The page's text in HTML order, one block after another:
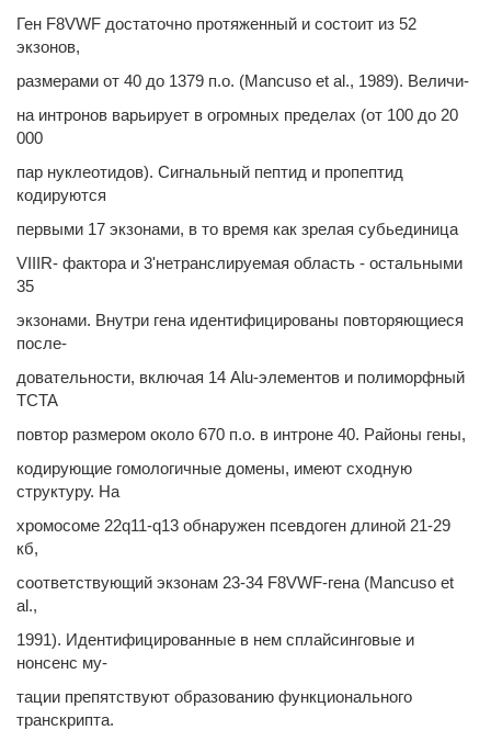
Ген F8VWF достаточно протяженный и состоит из 52
экзонов,
размерами от 40 до 1379 п.о. (Mancuso et al., 1989). Величи-
на интронов варьирует в огромных пределах (от 100 до 20
000
пар нуклеотидов). Сигнальный пептид и пропептид
кодируются
первыми 17 экзонами, в то время как зрелая субьединица
VIIIR- фактора и 3'нетранслируемая область - остальными
35
экзонами. Внутри гена идентифицированы повторяющиеся
после-
довательности, включая 14 Alu-элементов и полиморфный
TCTA
повтор размером около 670 п.о. в интроне 40. Районы гены,
кодирующие гомологичные домены, имеют сходную
структуру. На
хромосоме 22q11-q13 обнаружен псевдоген длиной 21-29
кб,
соответствующий экзонам 23-34 F8VWF-гена (Mancuso et
al.,
1991). Идентифицированные в нем сплайсинговые и
нонсенс му-
тации препятствуют образованию функционального
транскрипта.